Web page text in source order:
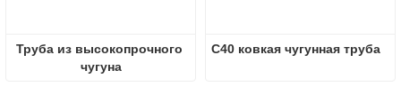
Труба из высокопрочного
чугуна
C40 ковкая чугунная труба